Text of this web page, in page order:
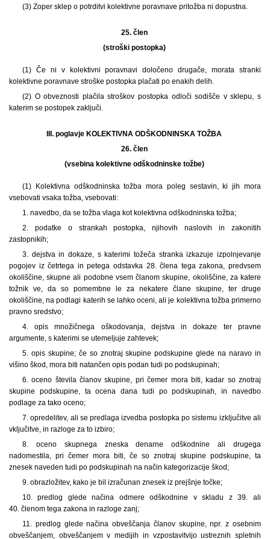
(3) Zoper sklep o potrditvi kolektivne poravnave pritožba ni dopustna.
25. člen
(stroški postopka)
(1) Če ni v kolektivni poravnavi določeno drugače, morata stranki
kolektivne poravnave stroške postopka plačati po enakih delih.
(2) O obveznosti plačila stroškov postopka odloči sodišče v sklepu, s
katerim se postopek zaključi.
III. poglavje KOLEKTIVNA ODŠKODNINSKA TOŽBA
26. člen
(vsebina kolektivne odškodninske tožbe)
(1) Kolektivna odškodninska tožba mora poleg sestavin, ki jih mora
vsebovati vsaka tožba, vsebovati:
1. navedbo, da se tožba vlaga kot kolektivna odškodninska tožba;
2. podatke o strankah postopka, njihovih naslovih in zakonitih
zastopnikih;
3. dejstva in dokaze, s katerimi tožeča stranka izkazuje izpolnjevanje
pogojev iz četrtega in petega odstavka 28. člena tega zakona, predvsem
okoliščine, skupne ali podobne vsem članom skupine, okoliščine, za katere
tožnik ve, da so pomembne le za nekatere člane skupine, ter druge
okoliščine, na podlagi katerih se lahko oceni, ali je kolektivna tožba primerno
pravno sredstvo;
4. opis množičnega oškodovanja, dejstva in dokaze ter pravne
argumente, s katerimi se utemeljuje zahtevek;
5. opis skupine; če so znotraj skupine podskupine glede na naravo in
višino škod, mora biti natančen opis podan tudi po podskupinah;
6. oceno števila članov skupine, pri čemer mora biti, kadar so znotraj
skupine podskupine, ta ocena dana tudi po podskupinah, in navedbo
podlage za tako oceno;
7. opredelitev, ali se predlaga izvedba postopka po sistemu izključitve ali
vključitve, in razloge za to izbiro;
8. oceno skupnega zneska denarne odškodnine ali drugega
nadomestila, pri čemer mora biti, če so znotraj skupine podskupine, ta
znesek naveden tudi po podskupinah na način kategorizacije škod;
9. obrazložitev, kako je bil izračunan znesek iz prejšnje točke;
10. predlog glede načina odmere odškodnine v skladu z 39. ali
40. členom tega zakona in razloge zanj;
11. predlog glede načina obveščanja članov skupine, npr. z osebnim
obveščanjem, obveščanjem v medijih in vzpostavitvijo ustreznih spletnih